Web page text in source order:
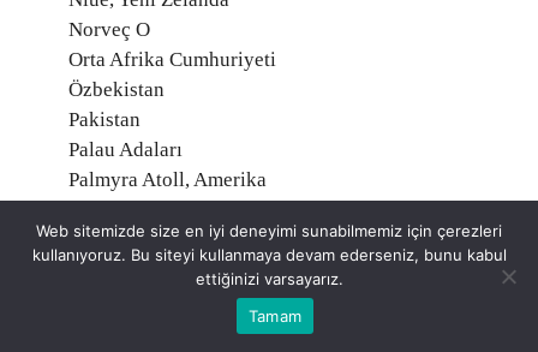
Norveç O
Orta Afrika Cumhuriyeti
Özbekistan
Pakistan
Palau Adaları
Palmyra Atoll, Amerika
Papua Yeni Gine
Paraguay
Web sitemizde size en iyi deneyimi sunabilmemiz için çerezleri
kullanıyoruz. Bu siteyi kullanmaya devam ederseniz, bunu kabul
ettiğinizi varsayarız.
Tamam